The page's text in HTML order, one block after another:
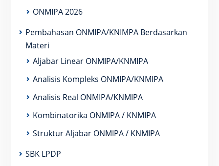
ONMIPA 2026
Pembahasan ONMIPA/KNIMPA Berdasarkan
Materi
Aljabar Linear ONMIPA/KNMIPA
Analisis Kompleks ONMIPA/KNMIPA
Analisis Real ONMIPA/KNMIPA
Kombinatorika ONMIPA / KNMIPA
Struktur Aljabar ONMIPA / KNMIPA
SBK LPDP